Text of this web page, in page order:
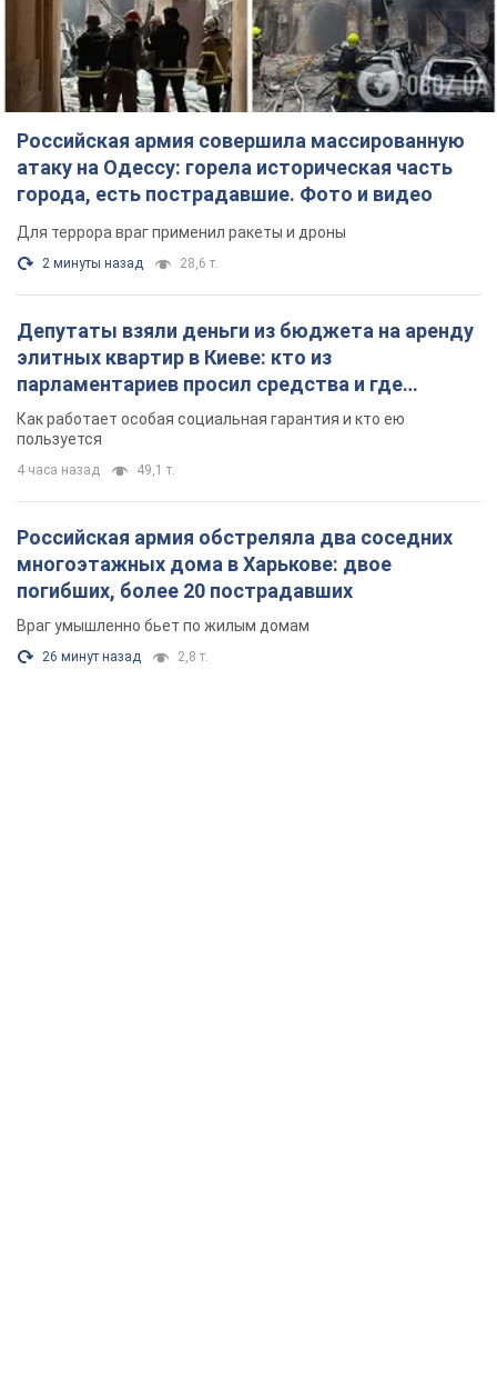
Российская армия совершила массированную
атаку на Одессу: горела историческая часть
города, есть пострадавшие. Фото и видео
Для террора враг применил ракеты и дроны
2 минуты назад 28,6 т.
Депутаты взяли деньги из бюджета на аренду
элитных квартир в Киеве: кто из
парламентариев просил средства и где
поселился
Как работает особая социальная гарантия и кто ею
пользуется
4 часа назад 49,1 т.
Российская армия обстреляла два соседних
многоэтажных дома в Харькове: двое
погибших, более 20 пострадавших
Враг умышленно бьет по жилым домам
26 минут назад 2,8 т.